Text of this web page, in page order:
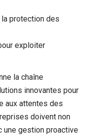
protection des
exploiter
la chaîne
innovantes pour
aux attentes des
doivent non
une gestion proactive